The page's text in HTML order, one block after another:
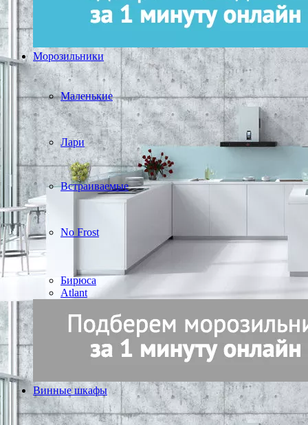
Морозильники
Маленькие
Лари
Встраиваемые
No Frost
Бирюса
Atlant
Винные шкафы